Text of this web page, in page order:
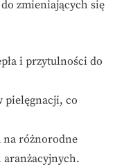
zmieniających się
i przytulności do
pielęgnacji, co
na różnorodne
aranżacyjnych.